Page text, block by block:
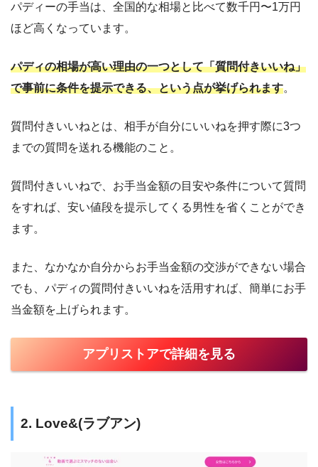
パディーの手当は、全国的な相場と比べて数千円〜1万円
ほど高くなっています。
パディの相場が高い理由の一つとして「質問付きいいね」
で事前に条件を提示できる、という点が挙げられます。
質問付きいいねとは、相手が自分にいいねを押す際に3つ
までの質問を送れる機能のこと。
質問付きいいねで、お手当金額の目安や条件について質問
をすれば、安い値段を提示してくる男性を省くことができ
ます。
また、なかなか自分からお手当金額の交渉ができない場合
でも、パディの質問付きいいねを活用すれば、簡単にお手
当金額を上げられます。
アプリストアで詳細を見る
2. Love&(ラブアン)